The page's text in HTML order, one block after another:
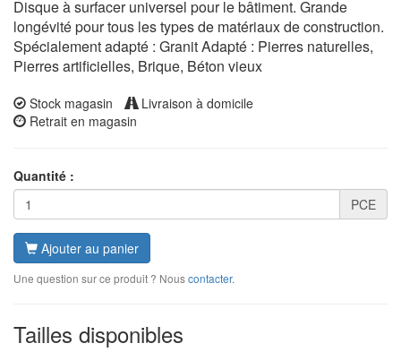
Disque à surfacer universel pour le bâtiment. Grande
longévité pour tous les types de matériaux de construction.
Spécialement adapté : Granit Adapté : Pierres naturelles,
Pierres artificielles, Brique, Béton vieux
Stock magasin
Livraison à domicile
Retrait en magasin
Quantité :
PCE
Ajouter au panier
Une question sur ce produit ? Nouscontacter.
Tailles disponibles